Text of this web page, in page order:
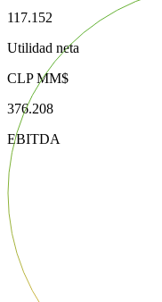
117.152
Utilidad neta
CLP MM$
376.208
EBITDA